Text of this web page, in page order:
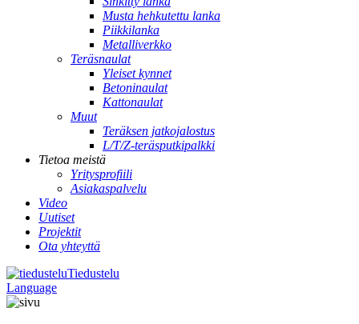
Musta hehkutettu lanka
Piikkilanka
Metalliverkko
Teräsnaulat
Yleiset kynnet
Betoninaulat
Kattonaulat
Muut
Teräksen jatkojalostus
L/T/Z-teräsputkipalkki
Tietoa meistä
Yritysprofiili
Asiakaspalvelu
Video
Uutiset
Projektit
Ota yhteyttä
Tiedustelu
Language